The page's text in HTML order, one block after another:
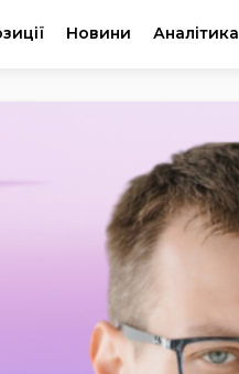
Новини Аналітика